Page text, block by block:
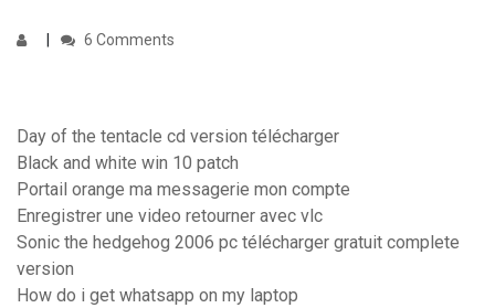
6 Comments
Day of the tentacle cd version télécharger
Black and white win 10 patch
Portail orange ma messagerie mon compte
Enregistrer une video retourner avec vlc
Sonic the hedgehog 2006 pc télécharger gratuit complete
version
How do i get whatsapp on my laptop